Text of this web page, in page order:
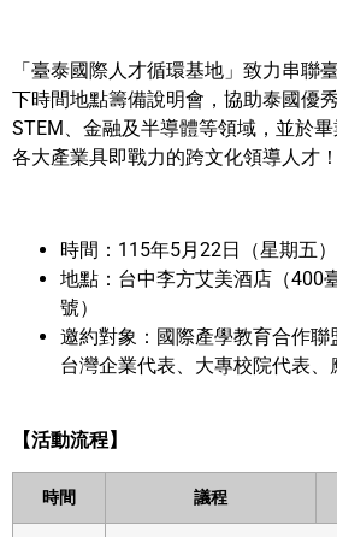
「臺泰國際人才循環基地」致力串聯
下時間地點籌備說明會，協助泰國優
STEM、金融及半導體等領域，並於
各大產業具即戰力的跨文化領導人才！
時間：115年5月22日（星期五）
地點：台中李方艾美酒店（400
號）
邀約對象：國際產學教育合作
台灣企業代表、大專校院代表、
【活動流程】
時間 議程